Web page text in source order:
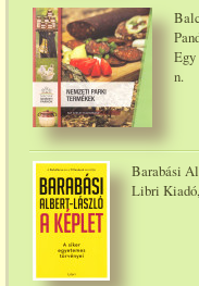
n.
Barabási
Libri